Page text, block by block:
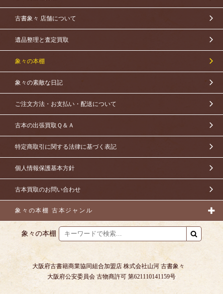
古書象々 店舗について
遺品整理と査定買取
象々の本棚
象々の素敵な日記
ご注文方法・お支払い・配送について
古本の出張買取Ｑ＆Ａ
特定商取引に関する法律に基づく表記
個人情報保護基本方針
古本買取のお問い合わせ
象々の本棚 古本ジャンル
象々の本棚
大阪府古書籍商業協同組合加盟店 株式会社山河 古書象々
大阪府公安委員会 古物商許可 第621110141159号